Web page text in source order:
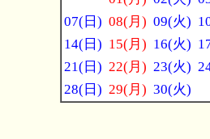
07(日) 08(月) 09(火)
14(日) 15(月) 16(火)
21(日) 22(月) 23(火)
28(日) 29(月) 30(火)